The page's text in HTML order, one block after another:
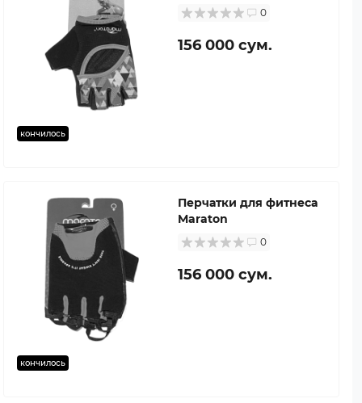
кончилось
0
156 000 сум.
кончилось
Перчатки для фитнеса
Maraton
0
156 000 сум.